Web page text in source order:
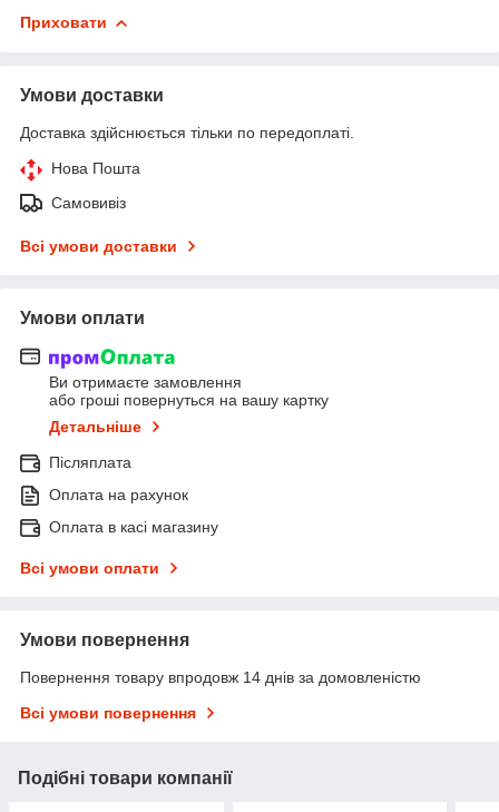
Приховати
Умови доставки
Доставка здійснюється тільки по передоплаті.
Нова Пошта
Самовивіз
Всі умови доставки
Умови оплати
Ви отримаєте замовлення
або гроші повернуться на вашу картку
Детальніше
Післяплата
Оплата на рахунок
Оплата в касі магазину
Всі умови оплати
Умови повернення
Повернення товару впродовж 14 днів за домовленістю
Всі умови повернення
Подібні товари компанії